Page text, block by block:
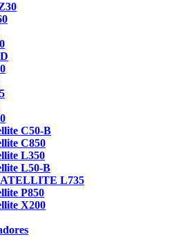
C50-B
C850
L350
L50-B
L735
P850
X200